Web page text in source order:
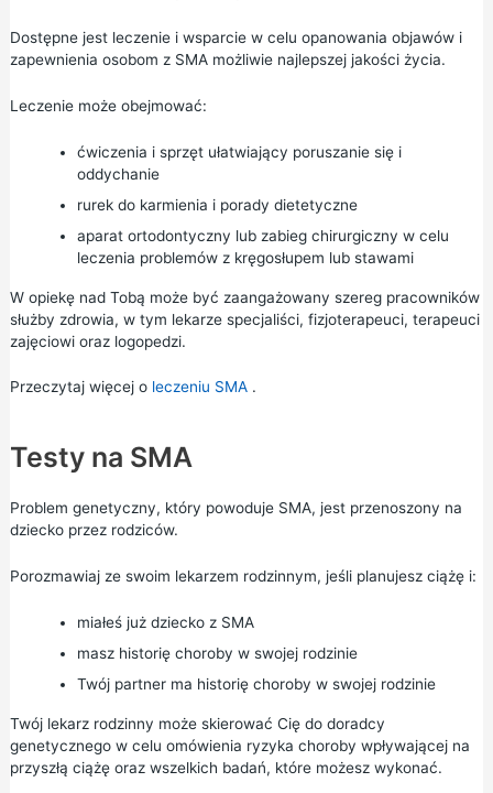
Dostępne jest leczenie i wsparcie w celu opanowania objawów i
zapewnienia osobom z SMA możliwie najlepszej jakości życia.
Leczenie może obejmować:
ćwiczenia i sprzęt ułatwiający poruszanie się i
oddychanie
rurek do karmienia i porady dietetyczne
aparat ortodontyczny lub zabieg chirurgiczny w celu
leczenia problemów z kręgosłupem lub stawami
W opiekę nad Tobą może być zaangażowany szereg pracowników
służby zdrowia, w tym lekarze specjaliści, fizjoterapeuci, terapeuci
zajęciowi oraz logopedzi.
Przeczytaj więcej o leczeniu SMA.
Testy na SMA
Problem genetyczny, który powoduje SMA, jest przenoszony na
dziecko przez rodziców.
Porozmawiaj ze swoim lekarzem rodzinnym, jeśli planujesz ciążę i:
miałeś już dziecko z SMA
masz historię choroby w swojej rodzinie
Twój partner ma historię choroby w swojej rodzinie
Twój lekarz rodzinny może skierować Cię do doradcy
genetycznego wcelu omówienia ryzyka choroby wpływającej na
przyszłą ciążę oraz wszelkich badań, które możesz wykonać.